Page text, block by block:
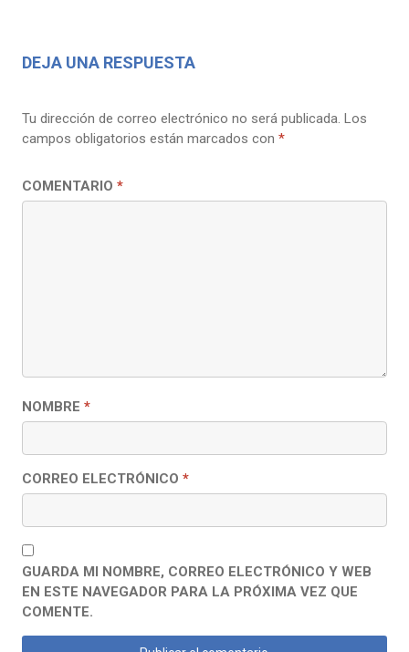
DEJA UNA RESPUESTA
Tu dirección de correo electrónico no será publicada. Los
campos obligatorios están marcados con *
COMENTARIO *
NOMBRE *
CORREO ELECTRÓNICO *
GUARDA MI NOMBRE, CORREO ELECTRÓNICO Y WEB
EN ESTE NAVEGADOR PARA LA PRÓXIMA VEZ QUE
COMENTE.